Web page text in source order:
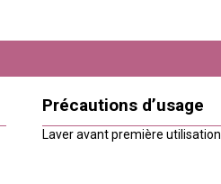
Précautions d’usage
Laver avant première utilisation.